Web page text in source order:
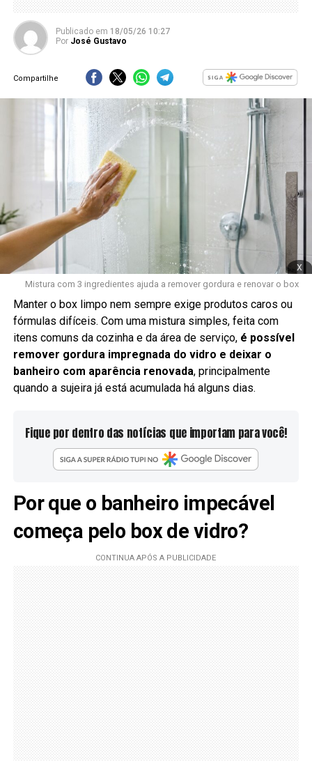
Publicado em 18/05/26 10:27
Por José Gustavo
Compartilhe
x
Mistura com 3 ingredientes ajuda a remover gordura e renovar o box
Manter o box limpo nem sempre exige produtos caros ou
fórmulas difíceis. Com uma mistura simples, feita com
itens comuns da cozinha e da área de serviço, é possível
remover gordura impregnada do vidro e deixar o
banheiro com aparência renovada, principalmente
quando a sujeira já está acumulada há alguns dias.
Fique por dentro das notícias que importam para você!
Por que o banheiro impecável
começa pelo box de vidro?